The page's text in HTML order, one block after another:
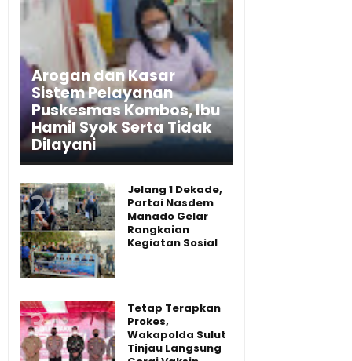
Arogan dan Kasar
Sistem Pelayanan
Puskesmas Kombos, Ibu
Hamil Syok Serta Tidak
Dilayani
Jelang 1 Dekade,
Partai Nasdem
Manado Gelar
Rangkaian
Kegiatan Sosial
Tetap Terapkan
Prokes,
Wakapolda Sulut
Tinjau Langsung